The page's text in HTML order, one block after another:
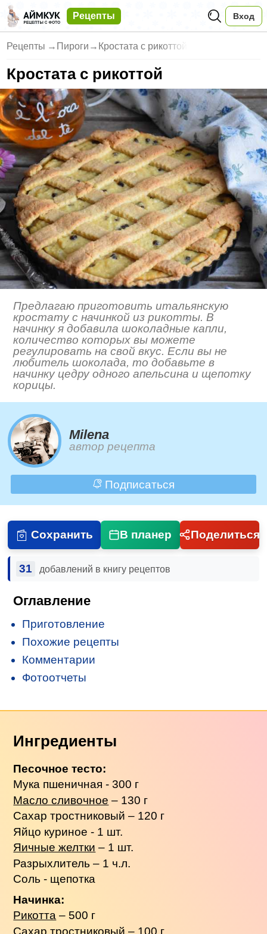
Рецепты Вход
Рецепты → Пироги → Кростата с рикоттой
Кростата с рикоттой
Предлагаю приготовить итальянскую
кростату с начинкой из рикотты. В
начинку я добавила шоколадные капли,
количество которых вы можете
регулировать на свой вкус. Если вы не
любитель шоколада, то добавьте в
начинку цедру одного апельсина и щепотку
корицы.
Milena
автор рецепта
Подписаться
Сохранить В планер Поделиться
31 добавлений в книгу рецептов
Оглавление
Приготовление
Похожие рецепты
Комментарии
Фотоотчеты
Ингредиенты
Песочное тесто:
Мука пшеничная - 300 г
Масло сливочное – 130 г
Сахар тростниковый – 120 г
Яйцо куриное - 1 шт.
Яичные желтки – 1 шт.
Разрыхлитель – 1 ч.л.
Соль - щепотка
Начинка:
Рикотта – 500 г
Сахар тростниковый – 100 г